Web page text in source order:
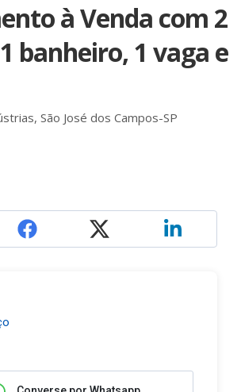
à Venda com 2
banheiro, 1 vaga e
São José dos Campos-SP